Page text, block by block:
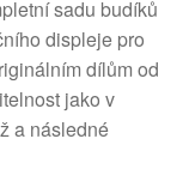
sadu budíků
displeje pro
dílům od
jako v
a následné